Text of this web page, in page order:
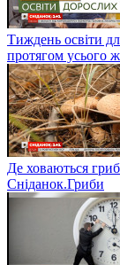
Тиждень освіти
протягом усього
Де ховаються
Сніданок.Гриби